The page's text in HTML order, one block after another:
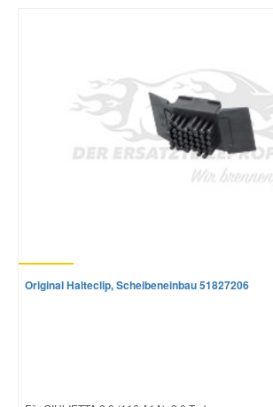
Original Halteclip, Scheibeneinbau 51827206
Toyota Ersatzteile
Vauxhall Ersatzteile